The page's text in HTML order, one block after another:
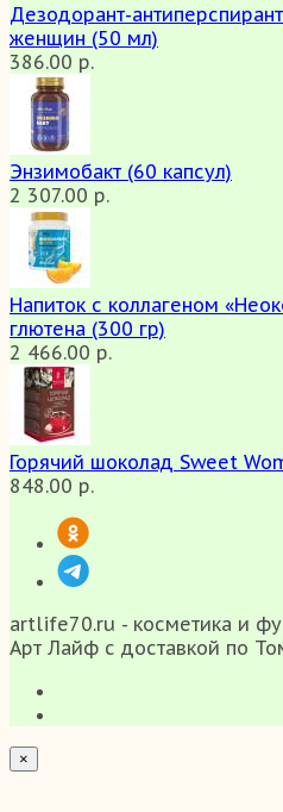
Дезодорант-
женщин (50 мл)
386.00 р.
Энзимобакт (60 капсул)
2 307.00 р.
Напиток с коллагеном
глютена (300 гр)
2 466.00 р.
Горячий шоколад Sweet
848.00 р.
artlife70.ru - косметика и
Арт Лайф с доставкой по
×